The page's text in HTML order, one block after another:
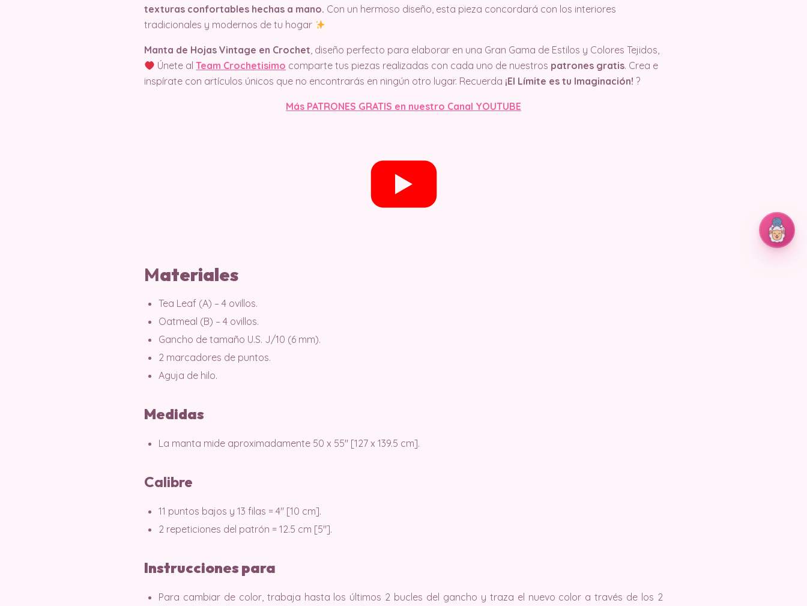
texturas confortables hechas a mano. Con un hermoso diseño, esta pieza concordará con los interiores
tradicionales y modernos de tu hogar
Manta de Hojas Vintage en Crochet, diseño perfecto para elaborar en una Gran Gama de Estilos y Colores Tejidos,
Únete alTeam Crochetisimo comparte tus piezas realizadas con cada uno de nuestros patrones gratis. Crea e
inspírate con artículos únicos que no encontrarás en ningún otro lugar. Recuerda ¡El Límite es tu Imaginación! ?
Más PATRONES GRATIS en nuestro Canal YOUTUBE
Materiales
Tea Leaf (A) – 4 ovillos.
Oatmeal (B) – 4 ovillos.
Gancho de tamaño U.S. J/10 (6 mm).
2 marcadores de puntos.
Aguja de hilo.
Medidas
La manta mide aproximadamente 50 x 55″ [127 x 139.5 cm].
Calibre
11 puntos bajos y 13 filas = 4″ [10 cm].
2 repeticiones del patrón = 12.5 cm [5″].
Instrucciones para
Para cambiar de color, trabaja hasta los últimos 2 bucles del gancho y traza el nuevo color a través de los 2